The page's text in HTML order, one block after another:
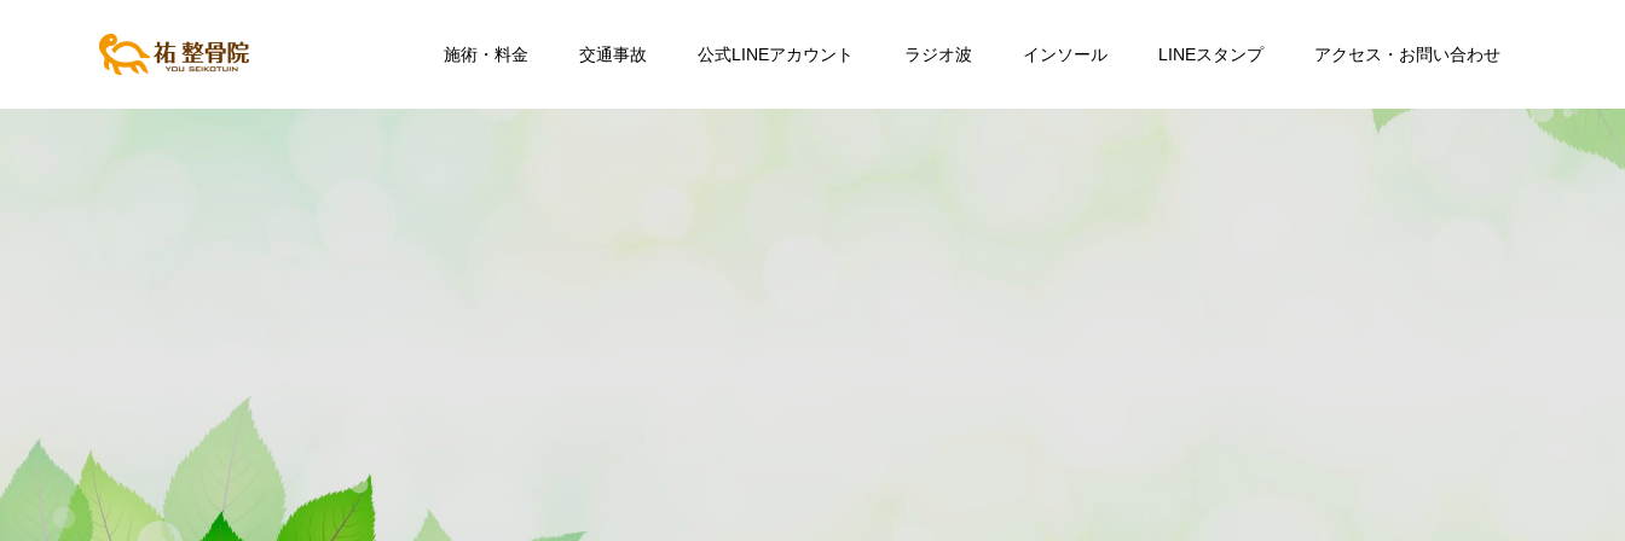
施術・料金 交通事故 公式LINEアカウント ラジオ波 インソール LINEスタンプ アクセス・お問い合わせ